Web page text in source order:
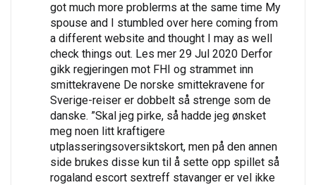
got much more problerms at the same time My
spouse and I stumbled over here coming from
a different website and thought I may as well
check things out. Les mer 29 Jul 2020 Derfor
gikk regjeringen mot FHI og strammet inn
smittekravene De norske smittekravene for
Sverige-reiser er dobbelt så strenge som de
danske. ”Skal jeg pirke, så hadde jeg ønsket
meg noen litt kraftigere
utplasseringsoversiktskort, men på den annen
side brukes disse kun til å sette opp spillet så
rogaland escort sextreff stavanger er vel ikke